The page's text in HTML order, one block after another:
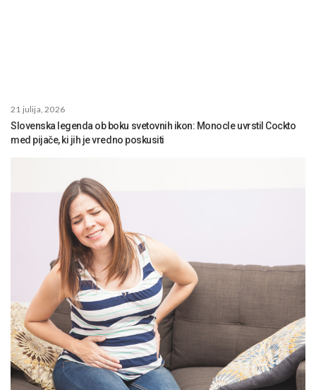
21 julija, 2026
Slovenska legenda ob boku svetovnih ikon: Monocle uvrstil Cockto
med pijače, ki jih je vredno poskusiti